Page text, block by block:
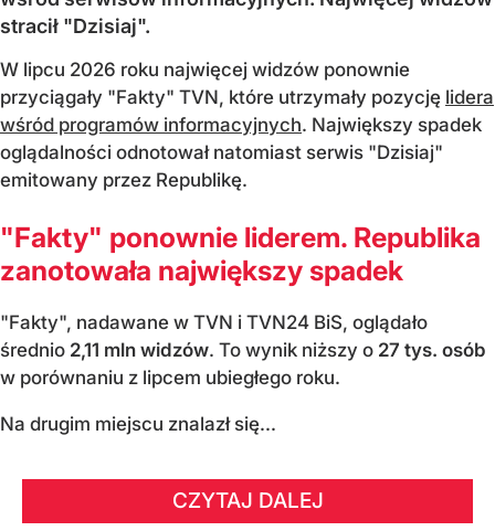
stracił "Dzisiaj".
W lipcu 2026 roku najwięcej widzów ponownie
przyciągały "Fakty" TVN, które utrzymały pozycję lidera
wśród programów informacyjnych. Największy spadek
oglądalności odnotował natomiast serwis "Dzisiaj"
emitowany przez Republikę.
"Fakty" ponownie liderem. Republika
zanotowała największy spadek
"Fakty", nadawane w TVN i TVN24 BiS, oglądało
średnio 2,11 mln widzów. To wynik niższy o 27 tys. osób
w porównaniu z lipcem ubiegłego roku.
Na drugim miejscu znalazł się...
CZYTAJ DALEJ